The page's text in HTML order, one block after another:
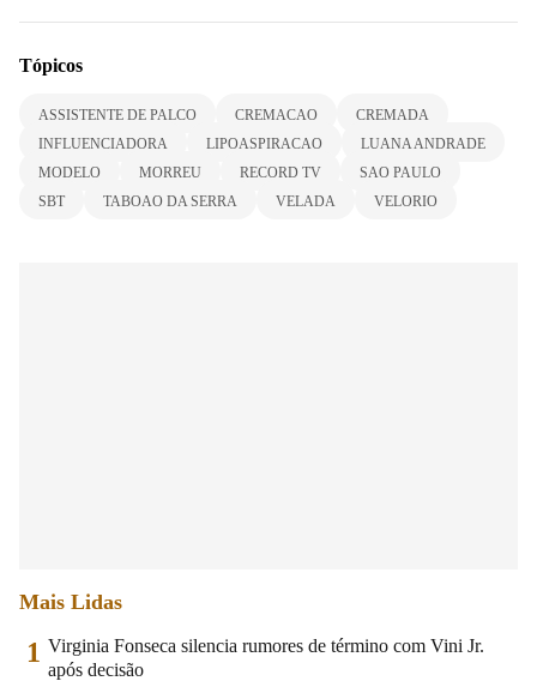
Tópicos
ASSISTENTE DE PALCO CREMACAO
CREMADA
INFLUENCIADORA
LIPOASPIRACAO
LUANA ANDRADE
MODELO
MORREU RECORD TV
SAO PAULO
SBT
TABOAO DA SERRA VELADA VELORIO
Mais Lidas
1 Virginia Fonseca silencia rumores de término com Vini Jr.
após decisão